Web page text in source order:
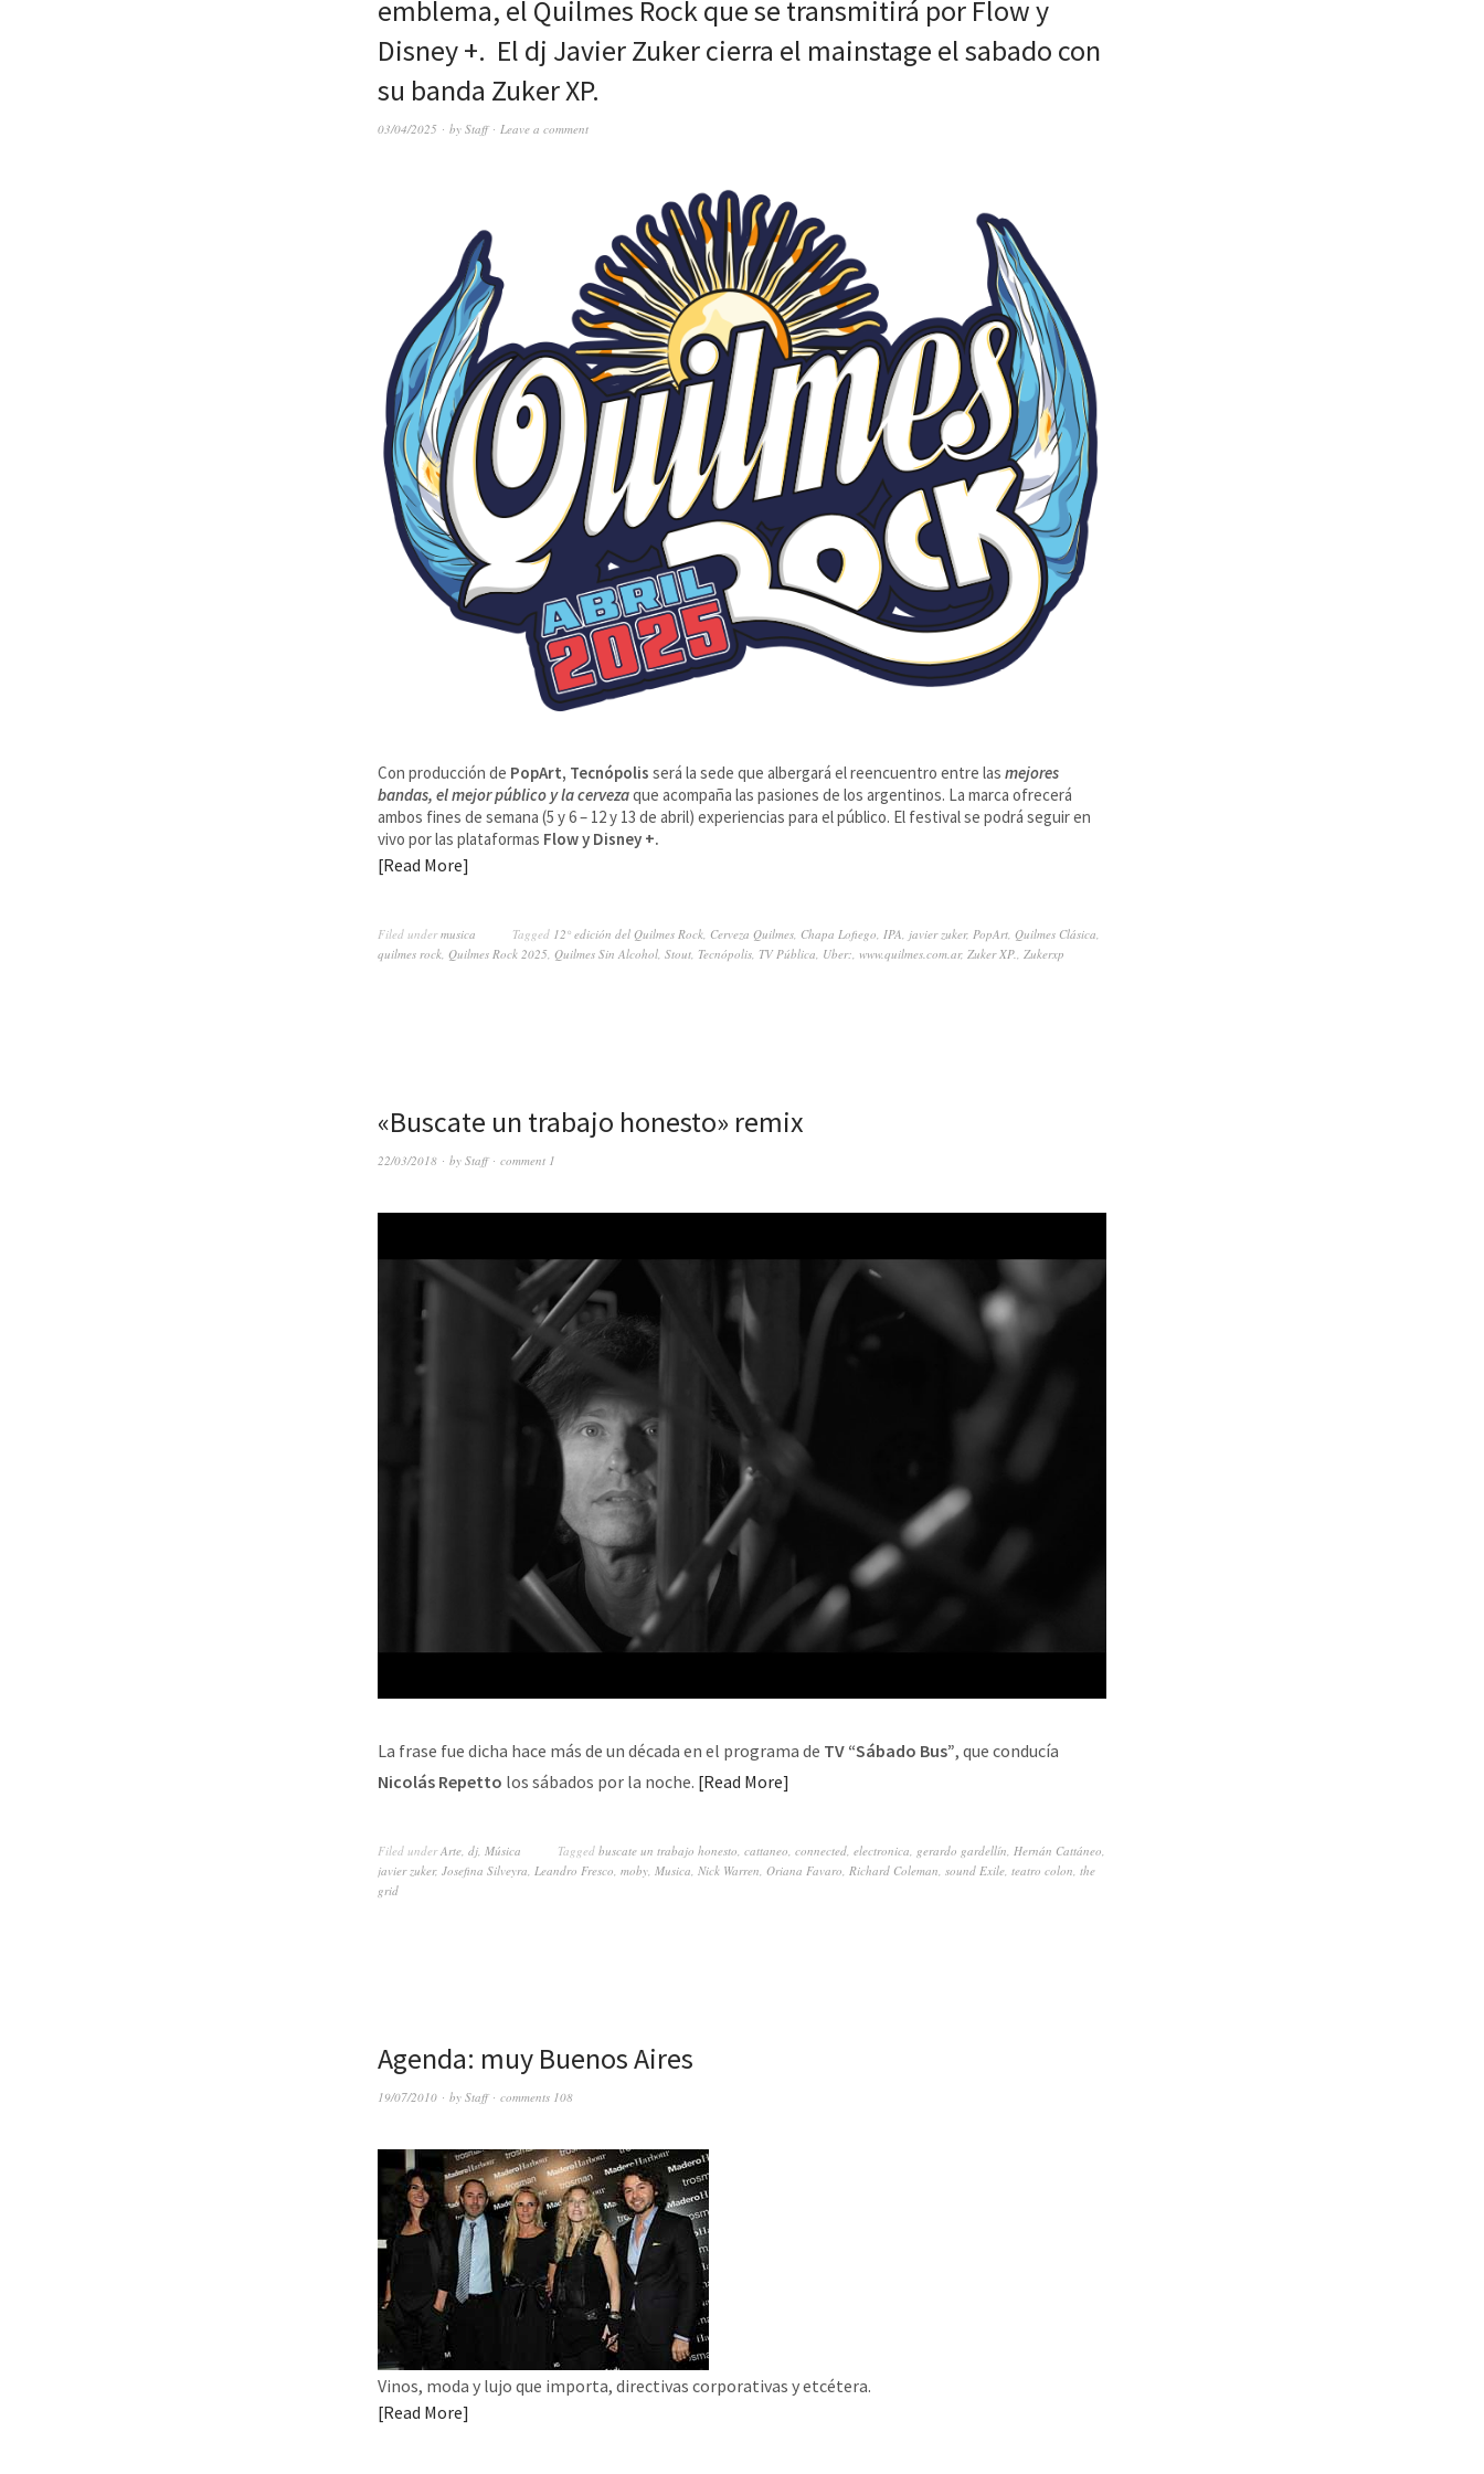
emblema, el Quilmes Rock que se transmitirá por Flow y
Disney +. El dj Javier Zuker cierra el mainstage el sabado con
su banda Zuker XP.
03/04/2025 by Staff Leave a comment
Con producción de PopArt, Tecnópolis será la sede que albergará el reencuentro entre las mejores
bandas, el mejor público y la cervezaque acompaña las pasiones de los argentinos. La marca ofrecerá
ambos fines de semana (5 y 6 – 12 y 13 de abril) experiencias para el público. El festival se podrá seguir en
vivo por las plataformas Flow y Disney +.
Read More
Filed undermusica Tagged 12° edición del Quilmes Rock, Cerveza Quilmes, Chapa Lofiego, IPA, javier zuker, PopArt, Quilmes Clásica,
quilmes rock, Quilmes Rock 2025, Quilmes Sin Alcohol, Stout, Tecnópolis, TV Pública, Uber:, www.quilmes.com.ar, Zuker XP., Zukerxp
«Buscate un trabajo honesto» remix
22/03/2018 by Staff comment 1
La frase fue dicha hace más de un década en el programa de TV “Sábado Bus”, que conducía
Nicolás Repetto los sábados por la noche. Read More
Filed underArte, dj, Música Tagged buscate un trabajo honesto, cattaneo, connected, electronica, gerardo gardellín, Hernán Cattáneo,
javier zuker, Josefina Silveyra, Leandro Fresco, moby, Musica, Nick Warren, Oriana Favaro, Richard Coleman, sound Exile, teatro colon, the
grid
Agenda: muy Buenos Aires
19/07/2010 by Staff comments 108
Vinos, moda y lujo que importa, directivas corporativas y etcétera.
Read More